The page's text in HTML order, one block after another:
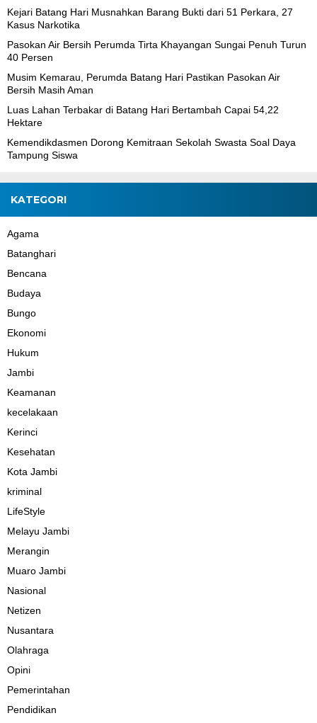
Kejari Batang Hari Musnahkan Barang Bukti dari 51 Perkara, 27
Kasus Narkotika
Pasokan Air Bersih Perumda Tirta Khayangan Sungai Penuh Turun
40 Persen
Musim Kemarau, Perumda Batang Hari Pastikan Pasokan Air
Bersih Masih Aman
Luas Lahan Terbakar di Batang Hari Bertambah Capai 54,22
Hektare
Kemendikdasmen Dorong Kemitraan Sekolah Swasta Soal Daya
Tampung Siswa
KATEGORI
Agama
Batanghari
Bencana
Budaya
Bungo
Ekonomi
Hukum
Jambi
Keamanan
kecelakaan
Kerinci
Kesehatan
Kota Jambi
kriminal
LifeStyle
Melayu Jambi
Merangin
Muaro Jambi
Nasional
Netizen
Nusantara
Olahraga
Opini
Pemerintahan
Pendidikan